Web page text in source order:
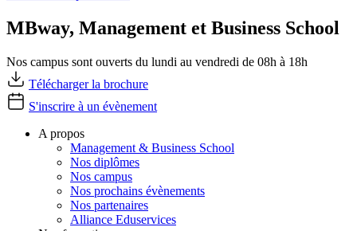
MBway, Management et Business School
Nos campus sont ouverts du lundi au vendredi de 08h à 18h
Télécharger la brochure
S'inscrire à un évènement
A propos
Management & Business School
Nos diplômes
Nos campus
Nos prochains évènements
Nos partenaires
Alliance Eduservices